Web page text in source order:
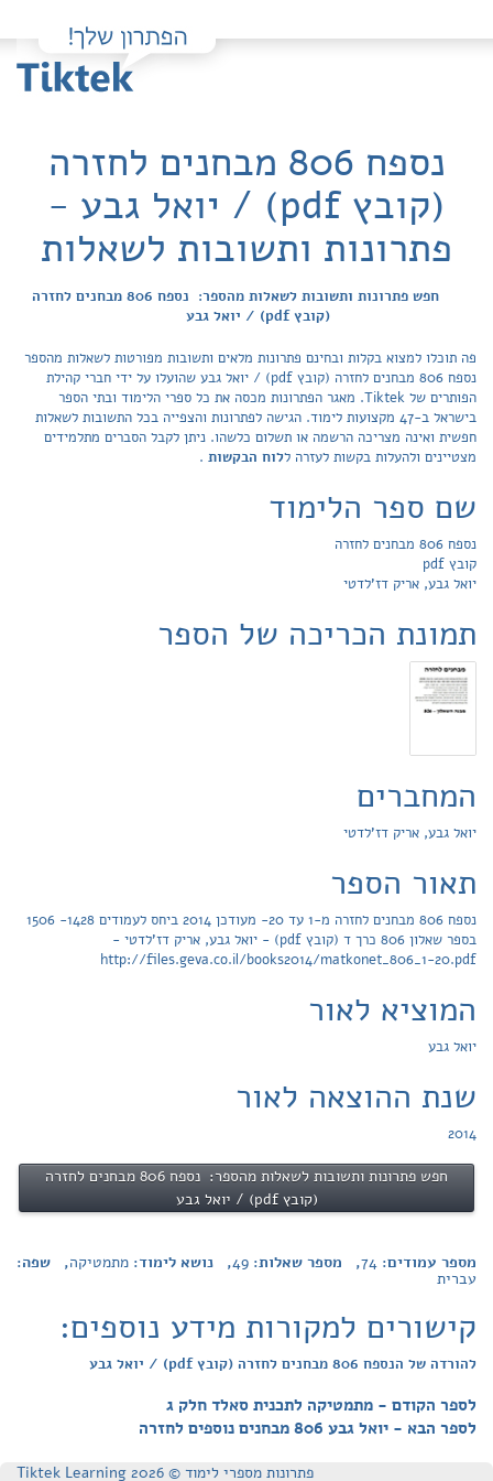
נספח 806 מבחנים לחזרה
(קובץ pdf) / יואל גבע -
פתרונות ותשובות לשאלות
חפש פתרונות ותשובות לשאלות מהספר: נספח 806 מבחנים לחזרה
(קובץ pdf) / יואל גבע
פה תוכלו למצוא בקלות ובחינם פתרונות מלאים ותשובות מפורטות לשאלות מהספר
נספח 806 מבחנים לחזרה (קובץ pdf) / יואל גבע שהועלו על ידי חברי קהילת
הפותרים של Tiktek. מאגר הפתרונות מכסה את כל ספרי הלימוד ובתי הספר
בישראל ב-47 מקצועות לימוד. הגישה לפתרונות והצפייה בכל התשובות לשאלות
חפשית ואינה מצריכה הרשמה או תשלום כלשהו. ניתן לקבל הסברים מתלמידים
מצטיינים ולהעלות בקשות לעזרה ללוח הבקשות .
שם ספר הלימוד
נספח 806 מבחנים לחזרה
קובץ pdf
יואל גבע, אריק דז'לדטי
תמונת הכריכה של הספר
המחברים
יואל גבע, אריק דז'לדטי
תאור הספר
נספח 806 מבחנים לחזרה מ-1 עד 20- מעודכן 2014 ביחס לעמודים 1428- 1506
בספר שאלון 806 כרך ד (קובץ pdf) - יואל גבע, אריק דז'לדטי -
http://files.geva.co.il/books2014/matkonet_806_1-20.pdf
המוציא לאור
יואל גבע
שנת ההוצאה לאור
2014
חפש פתרונות ותשובות לשאלות מהספר: נספח 806 מבחנים לחזרה
(קובץ pdf) / יואל גבע
מספר עמודים: 74, מספר שאלות: 49, נושא לימוד: מתמטיקה, שפה:
עברית
קישורים למקורות מידע נוספים:
להורדה של הנספח 806 מבחנים לחזרה (קובץ pdf) / יואל גבע
לספר הקודם - מתמטיקה לתכנית סאלד חלק ג
לספר הבא - יואל גבע 806 מבחנים נוספים לחזרה
פתרונות מספרי לימוד © Tiktek Learning 2026